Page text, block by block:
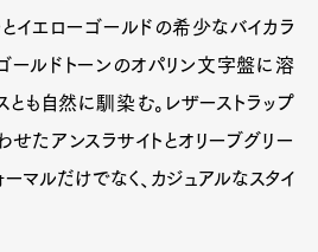
とイエローゴールドの希少なバイカラ
ールドトーンのオパリン文字盤に溶
とも自然に馴染む。レザーストラップ
たアンスラサイトとオリーブグリー
マルだけでなく、カジュアルなスタイ